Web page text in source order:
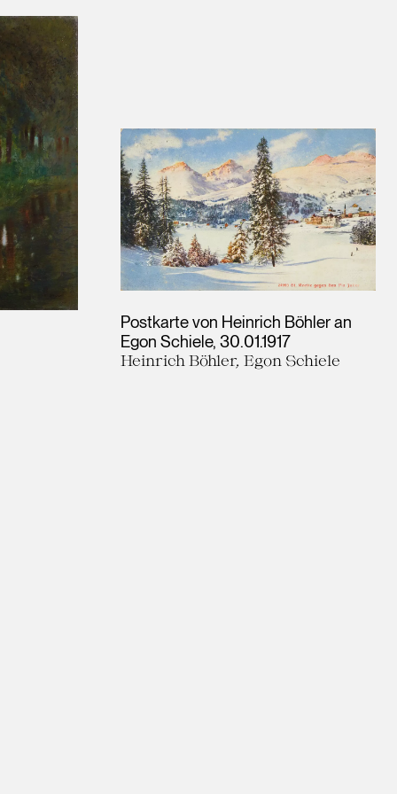
Postkarte von Heinrich Böhler an
Egon Schiele 30.01.1917
Heinrich Böhler, Egon Schiele